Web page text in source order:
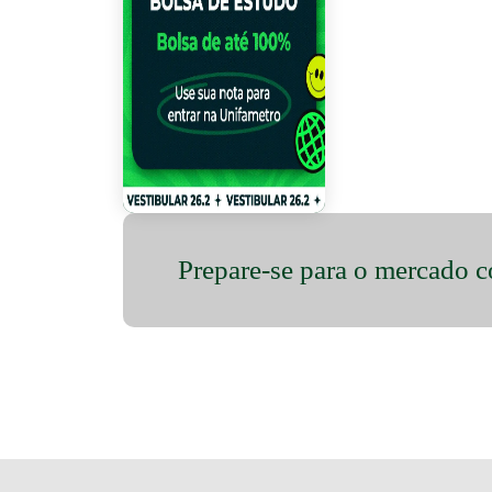
Prepare-se para o mercado